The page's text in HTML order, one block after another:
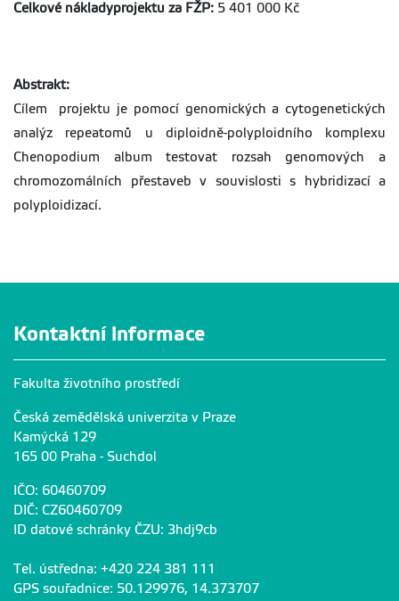
Celkové nákladyprojektu za FŽP: 5 401 000 Kč
Abstrakt:
Cílem projektu je pomocí genomických a cytogenetických
analýz repeatomů u diploidně-polyploidního komplexu
Chenopodium album testovat rozsah genomových a
chromozomálních přestaveb v souvislosti s hybridizací a
polyploidizací.
Kontaktní informace
Fakulta životního prostředí
Česká zemědělská univerzita v Praze
Kamýcká 129
165 00 Praha - Suchdol
IČO: 60460709
DIČ: CZ60460709
ID datové schránky ČZU: 3hdj9cb
Tel. ústředna: +420 224 381 111
GPS souřadnice: 50.129976, 14.373707